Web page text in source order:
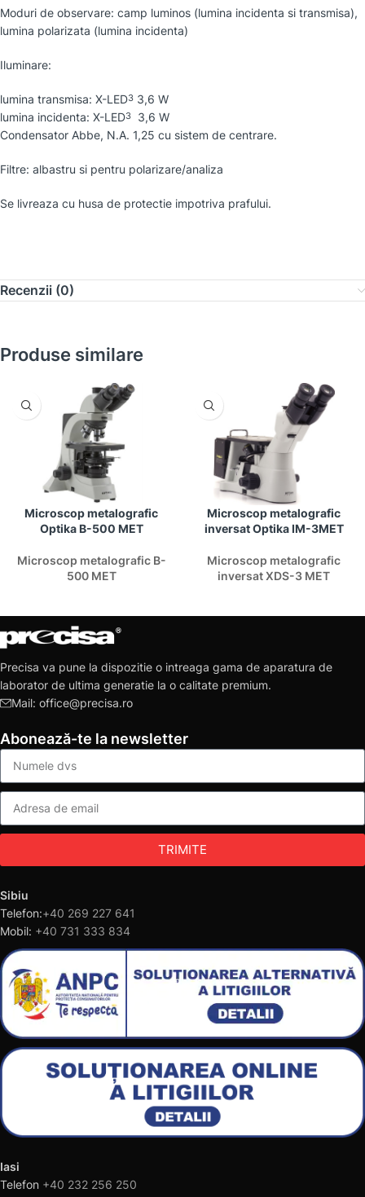
Moduri de observare: camp luminos (lumina incidenta si transmisa),
lumina polarizata (lumina incidenta)
Iluminare:
lumina transmisa: X-LED3 3,6 W
lumina incidenta: X-LED3
3,6 W
Condensator Abbe, N.A. 1,25 cu sistem de centrare.
Filtre: albastru si pentru polarizare/analiza
Se livreaza cu husa de protectie impotriva prafului.
Recenzii (0)
Produse similare
Microscop metalografic
Optika B-500 MET
Microscop metalografic B-
500 MET
Microscop metalografic
inversat Optika IM-3MET
Microscop metalografic
inversat XDS-3 MET
Precisa va pune la dispozitie o intreaga gama de aparatura de
laborator de ultima generatie la o calitate premium.
Mail: office@precisa.ro
Abonează-te la newsletter
TRIMITE
Sibiu
Telefon:+40 269 227 641
Mobil: +40 731 333 834
Iasi
Telefon +40 232 256 250